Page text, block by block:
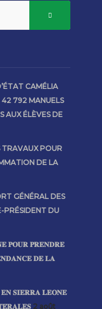
CAMÉLIA
792 MANUELS
AUX ÉLÈVES DE
TRAVAUX POUR
DE LA
GÉNÉRAL DES
PRÉSIDENT DU
𝐏𝐎𝐔𝐑 𝐏𝐑𝐄𝐍𝐃𝐑𝐄
𝐃𝐄 𝐋𝐀
𝐄𝐍 𝐒𝐈𝐄𝐑𝐑𝐀 𝐋𝐄𝐎𝐍𝐄
2 août